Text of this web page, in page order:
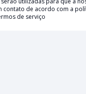
contato de acordo com a
de serviço